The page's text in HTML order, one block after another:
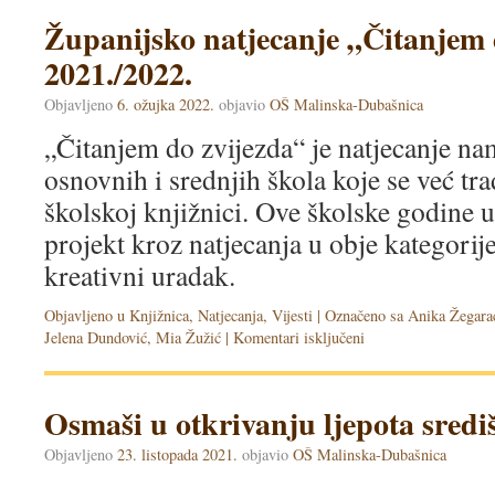
Županijsko natjecanje „Čitanjem
2021./2022.
Objavljeno 6. ožujka 2022. objavio OŠ Malinska-Dubašnica
„Čitanjem do zvijezda“ je natjecanje
osnovnih i srednjih škola koje se već
školskoj knjižnici. Ove školske godine
projekt kroz natjecanja u obje
kreativni uradak.
Objavljeno u Knjižnica, Natjecanja, Vijesti | Označeno sa Anika
Jelena Dundović, Mia Žužić | Komentari isključeni
Osmaši u otkrivanju ljepota
Objavljeno 23. listopada 2021. objavio OŠ Malinska-Dubašnica